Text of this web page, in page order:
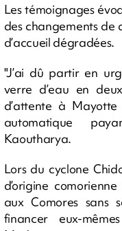
Les témoignages
des changements de
d’accueil dégradées.
"J’ai dû partir en
verre d’eau en
d’attente à
automatique
Kaoutharya.
Lors du cyclone
d’origine
aux Comores sans
financer eux-